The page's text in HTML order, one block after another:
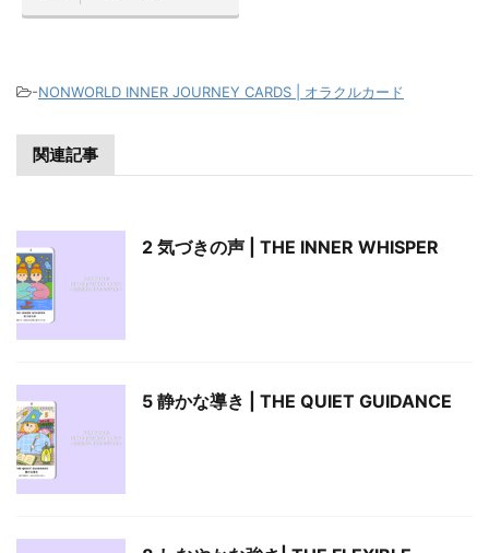
-NONWORLD INNER JOURNEY CARDS | オラクルカード
関連記事
2 気づきの声 | THE INNER WHISPER
5 静かな導き | THE QUIET GUIDANCE